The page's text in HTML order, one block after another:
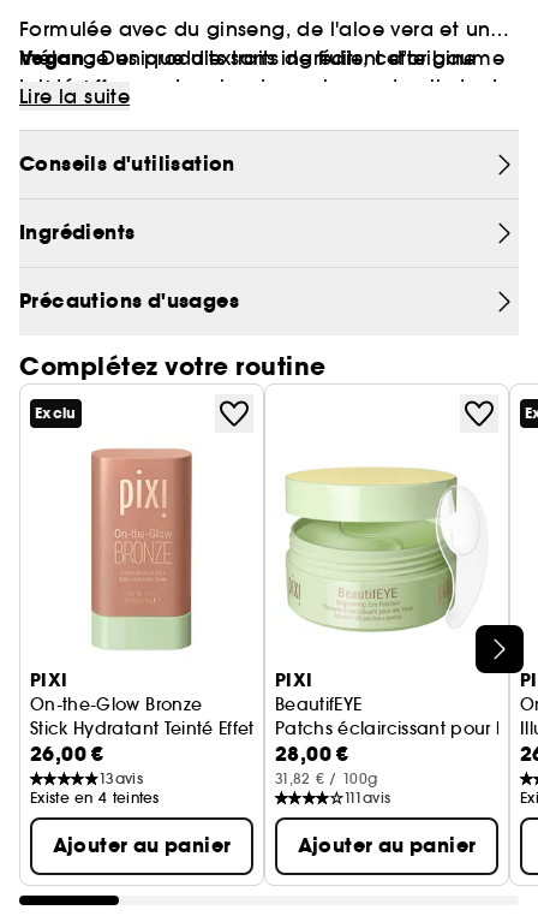
Formulée avec du ginseng, de l'aloe vera et un
mélange unique d'extraits de fruits, cette baume
teinté offre une touche de couleur naturelle tout
légère teinte, parfait pour les déplacements!
Vegan :Des produits sans ingrédient d’origine
animale.
Lire la suite
Conseils d'utilisation
Ingrédients
Précautions d'usages
Complétez votre routine
Ignorer le carrousel produits
Exclu
PIXI
On-the-Glow Bronze
Stick Hydratant Teinté Effet Bonne Mine
26,00 €
13avis
Existe en 4 teintes
Ajouter au panier
PIXI
BeautifEYE
Patchs éclaircissant pour les
28,00 €
31,82 € / 100g
111avis
Ajouter au panier